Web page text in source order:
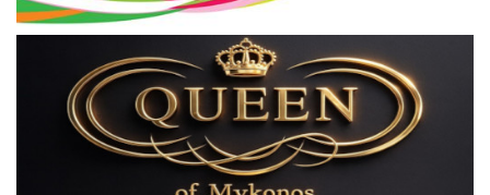
All News